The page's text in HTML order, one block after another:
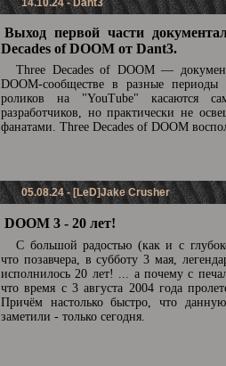
14.10.24 - Dant3
Выход первой части
Decades of DOOM от Dant3.
Three Decades of DOOM —
DOOM-сообществе в разные периоды
роликов на "YouTube" касаются
разработчиков, но практически не
фанатами. Three Decades of DOOM
05.08.24 - [LeD]Jake Crusher
DOOM 3 - 20 лет!
С большой радостью (как и с
что позавчера, в субботу 3 мая,
исполнилось 20 лет! ... а почему с
что время с 3 августа 2004 года
Причём настолько быстро, что
заметили - только сегодня.